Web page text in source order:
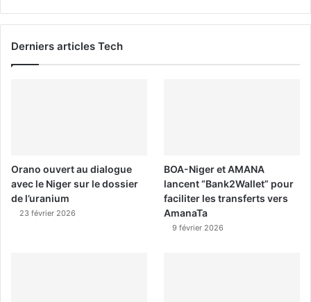
Derniers articles Tech
Orano ouvert au dialogue
avec le Niger sur le dossier
de l’uranium
23 février 2026
BOA-Niger et AMANA
lancent “Bank2Wallet” pour
faciliter les transferts vers
AmanaTa
9 février 2026